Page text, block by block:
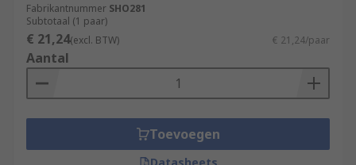
Fabrikantnummer SHO281
Subtotaal (1 paar)
€ 21,24(excl. BTW) € 21,24/paar
Aantal
Toevoegen